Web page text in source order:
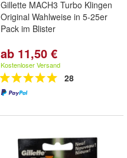
Gillette MACH3 Turbo Klingen
Original Wahlweise in 5-25er
Pack im Blister
ab 11,50 €
Kostenloser Versand
28